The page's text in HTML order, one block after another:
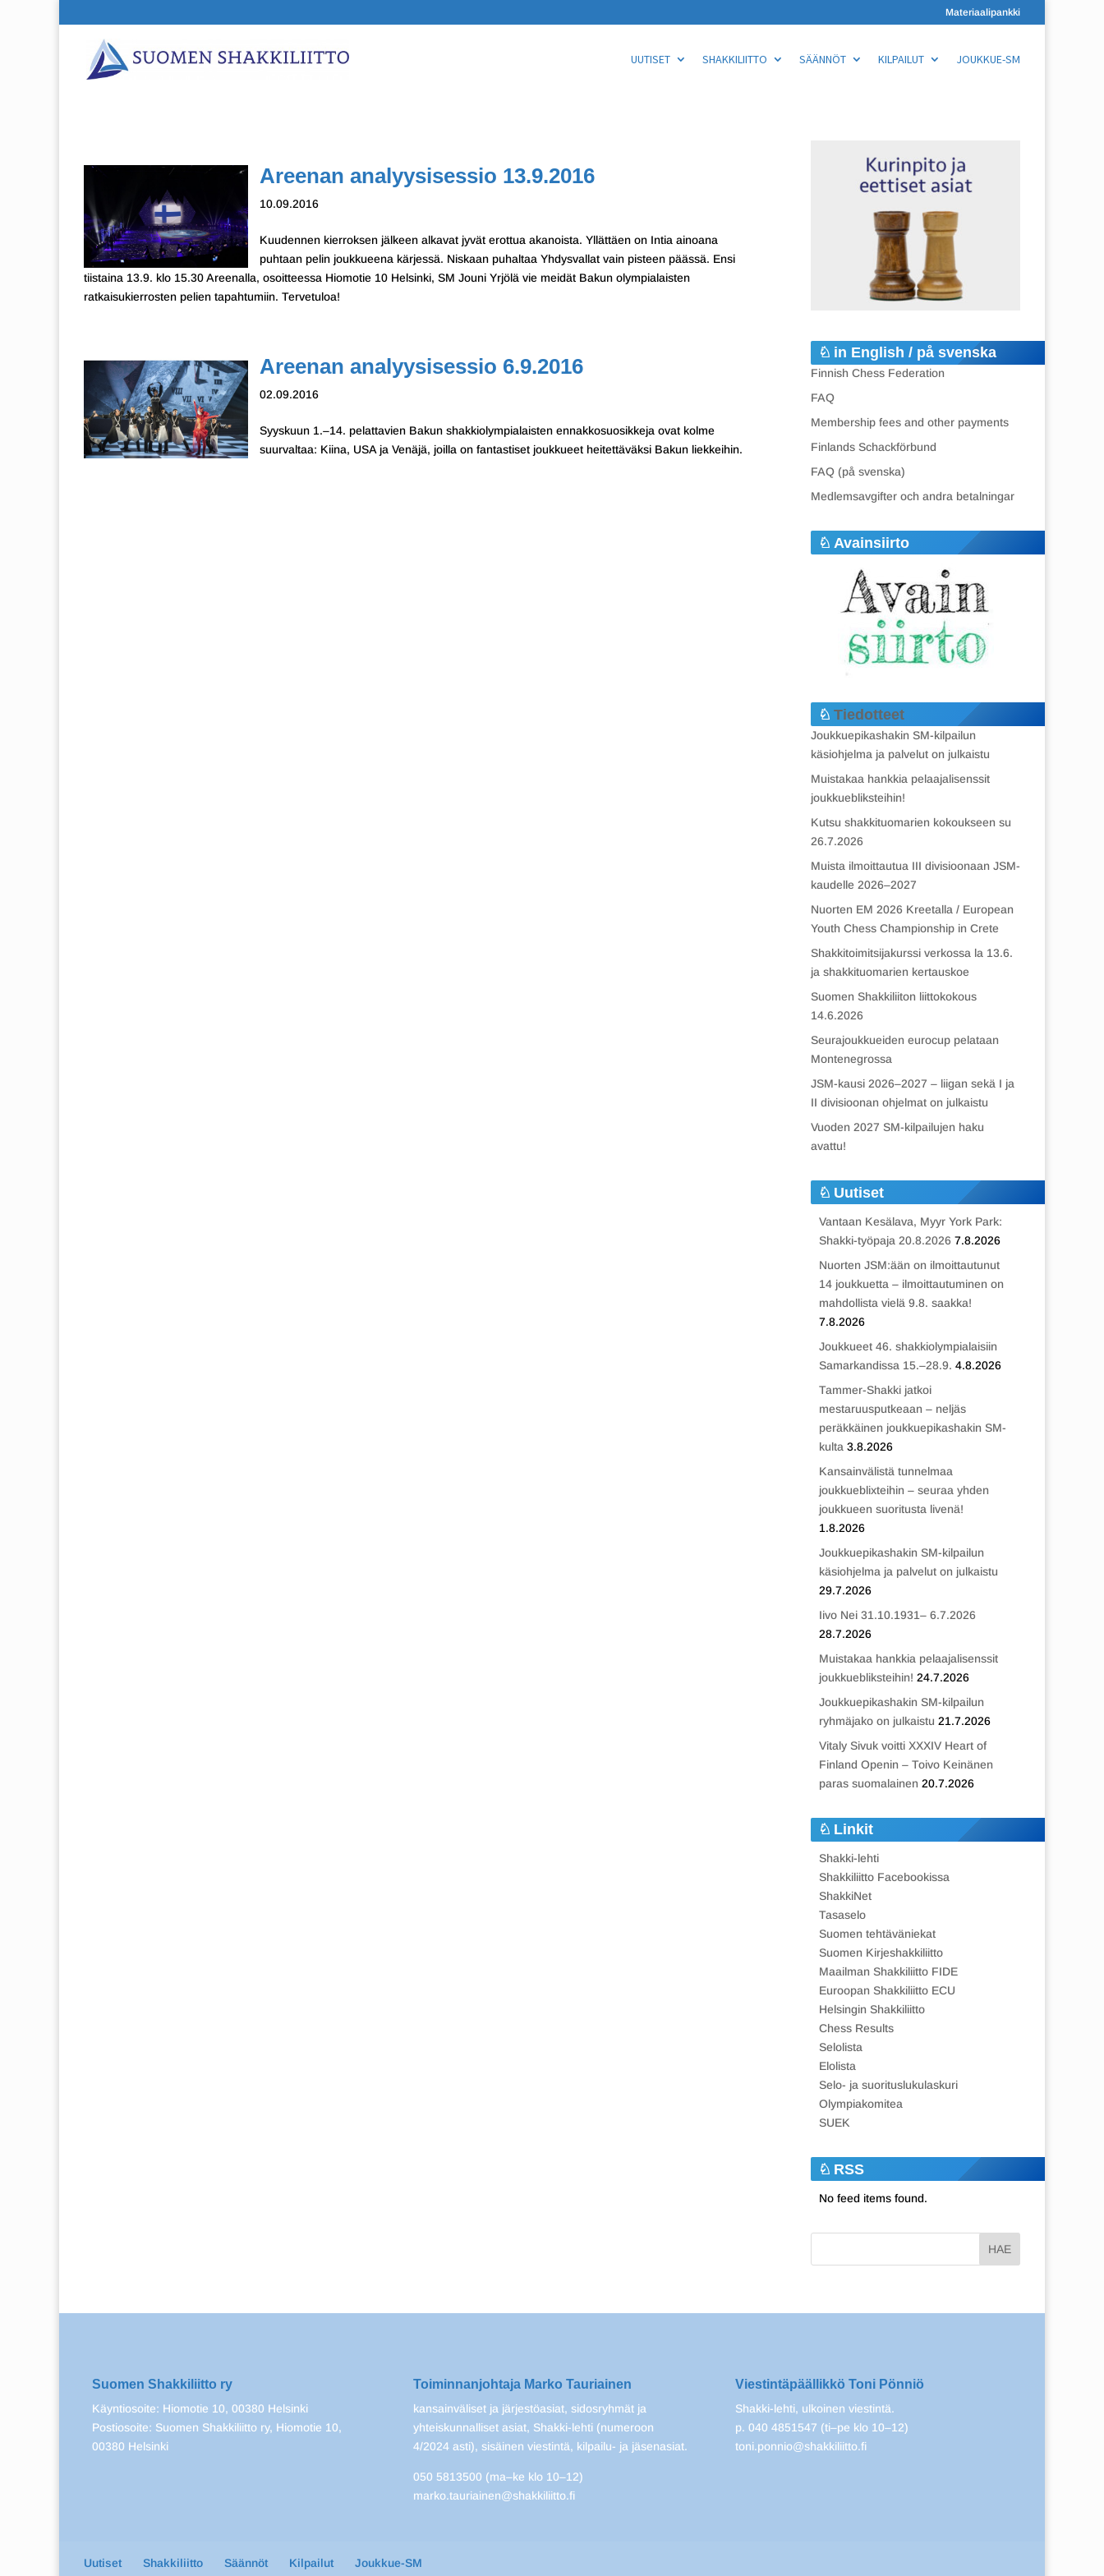
Materiaalipankki
UUTISET SHAKKILIITTO SÄÄNNÖT KILPAILUT JOUKKUE-SM
Areenan analyysisessio 13.9.2016
10.09.2016
Kuudennen kierroksen jälkeen alkavat jyvät erottua akanoista. Yllättäen on Intia ainoana
puhtaan pelin joukkueena kärjessä. Niskaan puhaltaa Yhdysvallat vain pisteen päässä. Ensi
tiistaina 13.9. klo 15.30 Areenalla, osoitteessa Hiomotie 10 Helsinki, SM Jouni Yrjölä vie meidät Bakun olympialaisten
ratkaisukierrosten pelien tapahtumiin. Tervetuloa!
Areenan analyysisessio 6.9.2016
02.09.2016
Syyskuun 1.–14. pelattavien Bakun shakkiolympialaisten ennakkosuosikkeja ovat kolme
suurvaltaa: Kiina, USA ja Venäjä, joilla on fantastiset joukkueet heitettäväksi Bakun liekkeihin.
in English / på svenska
Finnish Chess Federation
FAQ
Membership fees and other payments
Finlands Schackförbund
FAQ (på svenska)
Medlemsavgifter och andra betalningar
Avainsiirto
Tiedotteet
Joukkuepikashakin SM-kilpailun
käsiohjelma ja palvelut on julkaistu
Muistakaa hankkia pelaajalisenssit
joukkuebliksteihin!
Kutsu shakkituomarien kokoukseen su
26.7.2026
Muista ilmoittautua III divisioonaan JSM-
kaudelle 2026–2027
Nuorten EM 2026 Kreetalla / European
Youth Chess Championship in Crete
Shakkitoimitsijakurssi verkossa la 13.6.
ja shakkituomarien kertauskoe
Suomen Shakkiliiton liittokokous
14.6.2026
Seurajoukkueiden eurocup pelataan
Montenegrossa
JSM-kausi 2026–2027 – liigan sekä I ja
II divisioonan ohjelmat on julkaistu
Vuoden 2027 SM-kilpailujen haku
avattu!
Uutiset
Vantaan Kesälava, Myyr York Park:
Shakki-työpaja 20.8.2026 7.8.2026
Nuorten JSM:ään on ilmoittautunut
14 joukkuetta – ilmoittautuminen on
mahdollista vielä 9.8. saakka!
7.8.2026
Joukkueet 46. shakkiolympialaisiin
Samarkandissa 15.–28.9. 4.8.2026
Tammer-Shakki jatkoi
mestaruusputkeaan – neljäs
peräkkäinen joukkuepikashakin SM-
kulta 3.8.2026
Kansainvälistä tunnelmaa
joukkueblixteihin – seuraa yhden
joukkueen suoritusta livenä!
1.8.2026
Joukkuepikashakin SM-kilpailun
käsiohjelma ja palvelut on julkaistu
29.7.2026
Iivo Nei 31.10.1931– 6.7.2026
28.7.2026
Muistakaa hankkia pelaajalisenssit
joukkuebliksteihin! 24.7.2026
Joukkuepikashakin SM-kilpailun
ryhmäjako on julkaistu 21.7.2026
Vitaly Sivuk voitti XXXIV Heart of
Finland Openin – Toivo Keinänen
paras suomalainen 20.7.2026
Linkit
Shakki-lehti
Shakkiliitto Facebookissa
ShakkiNet
Tasaselo
Suomen tehtäväniekat
Suomen Kirjeshakkiliitto
Maailman Shakkiliitto FIDE
Euroopan Shakkiliitto ECU
Helsingin Shakkiliitto
Chess Results
Selolista
Elolista
Selo- ja suorituslukulaskuri
Olympiakomitea
SUEK
RSS
No feed items found.
Suomen Shakkiliitto ry
Käyntiosoite: Hiomotie 10, 00380 Helsinki
Postiosoite: Suomen Shakkiliitto ry, Hiomotie 10,
00380 Helsinki
Toiminnanjohtaja Marko Tauriainen
kansainväliset ja järjestöasiat, sidosryhmät ja
yhteiskunnalliset asiat, Shakki-lehti (numeroon
4/2024 asti), sisäinen viestintä, kilpailu- ja jäsenasiat.
050 5813500 (ma–ke klo 10–12)
marko.tauriainen@shakkiliitto.fi
Viestintäpäällikkö Toni Pönniö
Shakki-lehti, ulkoinen viestintä.
p. 040 4851547 (ti–pe klo 10–12)
toni.ponnio@shakkiliitto.fi
Uutiset Shakkiliitto Säännöt Kilpailut Joukkue-SM